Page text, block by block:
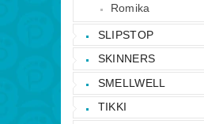
Romika
SLIPSTOP
SKINNERS
SMELLWELL
TIKKI